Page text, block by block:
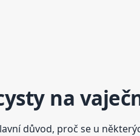
na
důvod, proč se u